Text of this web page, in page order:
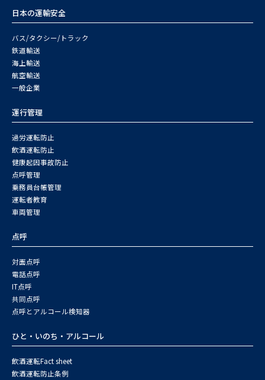
日本の運輸安全
バス/タクシー/トラック
鉄道輸送
海上輸送
航空輸送
一般企業
運行管理
過労運転防止
飲酒運転防止
健康起因事故防止
点呼管理
乗務員台帳管理
運転者教育
車両管理
点呼
対面点呼
電話点呼
IT点呼
共同点呼
点呼とアルコール検知器
ひと・いのち・アルコール
飲酒運転Fact sheet
飲酒運転防止条例